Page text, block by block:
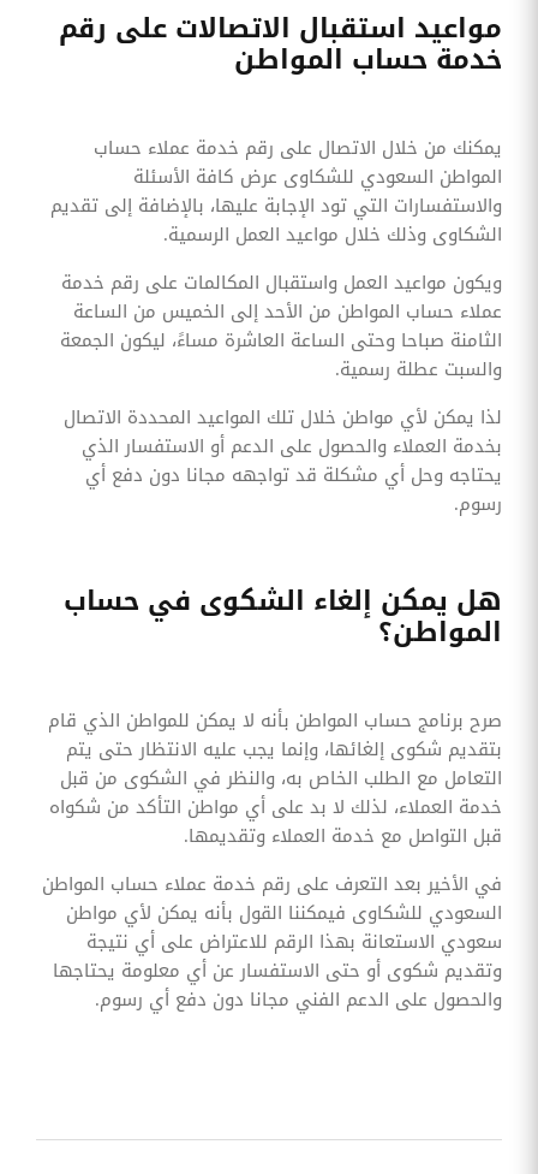
مواعيد استقبال الاتصالات على رقم
خدمة حساب المواطن
يمكنك من خلال الاتصال على رقم خدمة عملاء حساب
المواطن السعودي للشكاوى عرض كافة الأسئلة
والاستفسارات التي تود الإجابة عليها، بالإضافة إلى تقديم
الشكاوى وذلك خلال مواعيد العمل الرسمية.
ويكون مواعيد العمل واستقبال المكالمات على رقم خدمة
عملاء حساب المواطن من الأحد إلى الخميس من الساعة
الثامنة صباحا وحتى الساعة العاشرة مساءً، ليكون الجمعة
والسبت عطلة رسمية.
لذا يمكن لأي مواطن خلال تلك المواعيد المحددة الاتصال
بخدمة العملاء والحصول على الدعم أو الاستفسار الذي
يحتاجه وحل أي مشكلة قد تواجهه مجانا دون دفع أي
رسوم.
هل يمكن إلغاء الشكوى في حساب
المواطن؟
صرح برنامج حساب المواطن بأنه لا يمكن للمواطن الذي قام
بتقديم شكوى إلغائها، وإنما يجب عليه الانتظار حتى يتم
التعامل مع الطلب الخاص به، والنظر في الشكوى من قبل
خدمة العملاء، لذلك لا بد على أي مواطن التأكد من شكواه
قبل التواصل مع خدمة العملاء وتقديمها.
في الأخير بعد التعرف على رقم خدمة عملاء حساب المواطن
السعودي للشكاوى فيمكننا القول بأنه يمكن لأي مواطن
سعودي الاستعانة بهذا الرقم للاعتراض على أي نتيجة
وتقديم شكوى أو حتى الاستفسار عن أي معلومة يحتاجها
والحصول على الدعم الفني مجانا دون دفع أي رسوم.